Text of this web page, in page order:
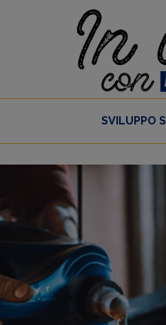
SVILUPPO